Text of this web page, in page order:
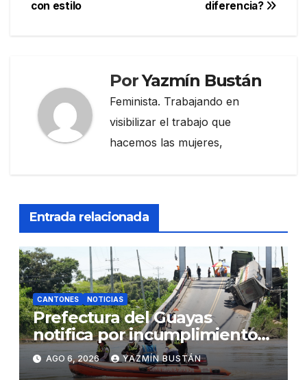
diferencia?
con estilo
PorYazmín Bustán
Feminista. Trabajando en
visibilizar el trabajo que
hacemos las mujeres,
Entrada relacionada
CANTONES NOTICIAS
Prefectura del Guayas
notifica por incumplimiento
contractual a la Concesionaria
CONORTE y exige celeridad
AGO 6, 2026 YAZMÍN BUSTÁN